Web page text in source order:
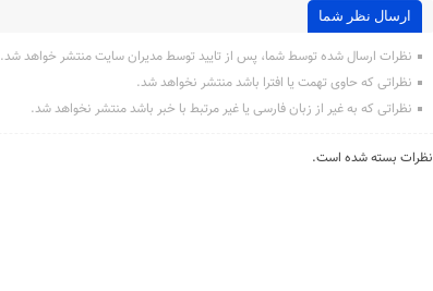
ارسال نظر شما
نظرات ارسال شده توسط شما، پس از تایید توسط مدیران سایت منتشر خواهد شد.
نظراتی که حاوی تهمت یا افترا باشد منتشر نخواهد شد.
نظراتی که به غیر از زبان فارسی یا غیر مرتبط با خبر باشد منتشر نخواهد شد.
نظرات بسته شده است.